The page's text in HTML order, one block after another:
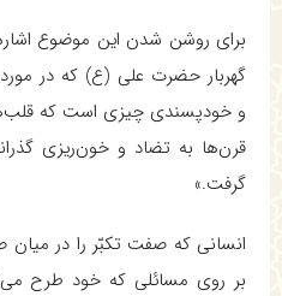
برای روشن شدن این موضوع
گهربار حضرت علی (ع) که در مورد
و خودپسندی چیزی است که
قرن‌ها به تضاد و خون‌ریزی
گرفت.»
انسانی که صفت تکبّر را در
بر روی مسائلی که خود طرح